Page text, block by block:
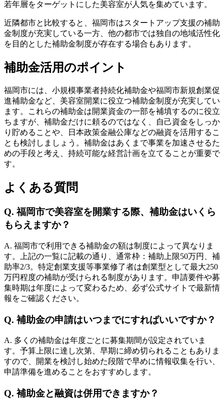
若年層をターゲットにした美容室が人気を集めています。
近隣都市と比較すると、福岡市はスタートアップ支援の補助
金制度が充実している一方、他の都市では独自の地域活性化
を目的とした補助金制度が存在する場合もあります。
補助金活用のポイント
福岡市には、小規模事業者持続化補助金や福岡市新規創業促
進補助金など、美容室開業に役立つ補助金制度が充実してい
ます。これらの補助金は開業資金の一部を補填するのに役立
ちますが、補助金だけに頼るのではなく、自己資金をしっか
り貯めることや、日本政策金融公庫などの融資を活用するこ
とも検討しましょう。補助金はあくまで事業を加速させるた
めの手段と考え、持続可能な経営計画を立てることが重要で
す。
よくある質問
Q. 福岡市で美容室を開業する際、補助金はいくら
もらえますか？
A. 福岡市で利用できる補助金の額は制度によって異なりま
す。上記の一覧に記載の通り、通常枠：補助上限50万円、補
助率2/3。特定創業支援等事業修了者は創業型として最大250
万円程度の補助が受けられる制度があります。申請要件や募
集時期は年度によって変わるため、必ず公式サイトで最新情
報をご確認ください。
Q. 補助金の申請はいつまでにすればいいですか？
A. 多くの補助金は年度ごとに募集期間が設定されていま
す。予算上限に達し次第、早期に締め切られることもありま
すので、開業を検討し始めた段階で早めに情報収集を行い、
申請準備を進めることをおすすめします。
Q. 補助金と融資は併用できますか？